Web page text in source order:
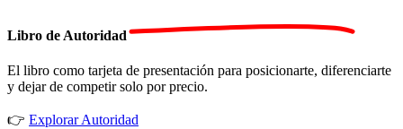
Libro de Autoridad
El libro como tarjeta de presentación para posicionarte, diferenciarte
y dejar de competir solo por precio.
👉 Explorar Autoridad